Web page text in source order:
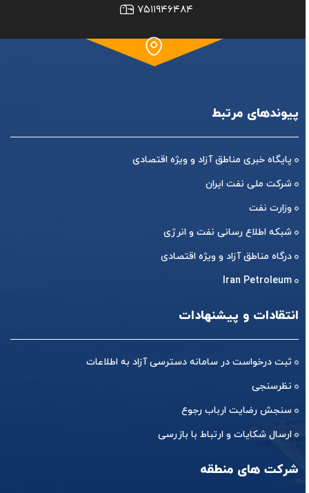
۷۵۱۱۹۴۶۴۸۴
پیوندهای مرتبط
پایگاه خبری مناطق آزاد و ویژه اقتصادی
شرکت ملی نفت ایران
وزارت نفت
شبکه اطلاع رسانی نفت و انرژی
درگاه مناطق آزاد و ویژه اقتصادی
Iran Petroleum
انتقادات و پیشنهادات
ثبت درخواست در سامانه دسترسی آزاد به اطلاعات
نظرسنجی
سنجش رضایت ارباب رجوع
ارسال شکایات و ارتباط با بازرسی
شرکت های منطقه